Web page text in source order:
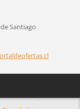
Santiago
ortaldeofertas.cl